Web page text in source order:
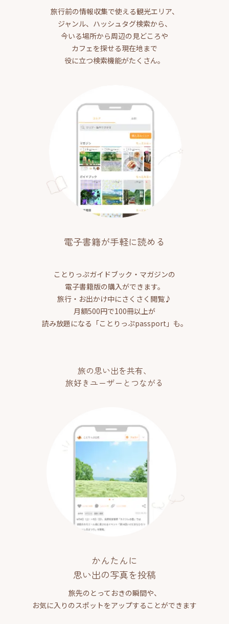
旅行前の情報収集で使える観光エリア、
ジャンル、ハッシュタグ検索から、
今いる場所から周辺の見どころや
カフェを探せる現在地まで
役に立つ検索機能がたくさん。
電子書籍が手軽に読める
ことりっぷガイドブック・マガジンの
電子書籍版の購入ができます。
旅行・お出かけ中にさくさく閲覧♪
月額500円で100冊以上が
読み放題になる「ことりっぷpassport」も。
旅の思い出を共有、
旅好きユーザーとつながる
かんたんに
思い出の写真を投稿
旅先のとっておきの瞬間や、
お気に入りのスポットをアップすることができます